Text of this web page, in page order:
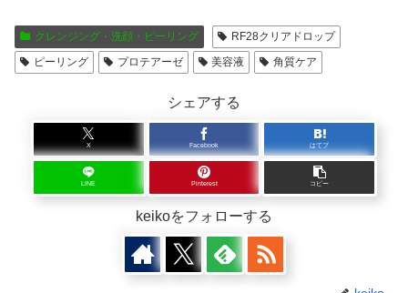
クレンジング・洗顔・ピーリング
RF28クリアドロップ
ピーリング
プロテアーゼ 美容液 角質ケア
シェアする
X Facebook はてブ
LINE Pinterest コピー
keikoをフォローする